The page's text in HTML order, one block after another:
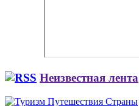
Неизвестная лента